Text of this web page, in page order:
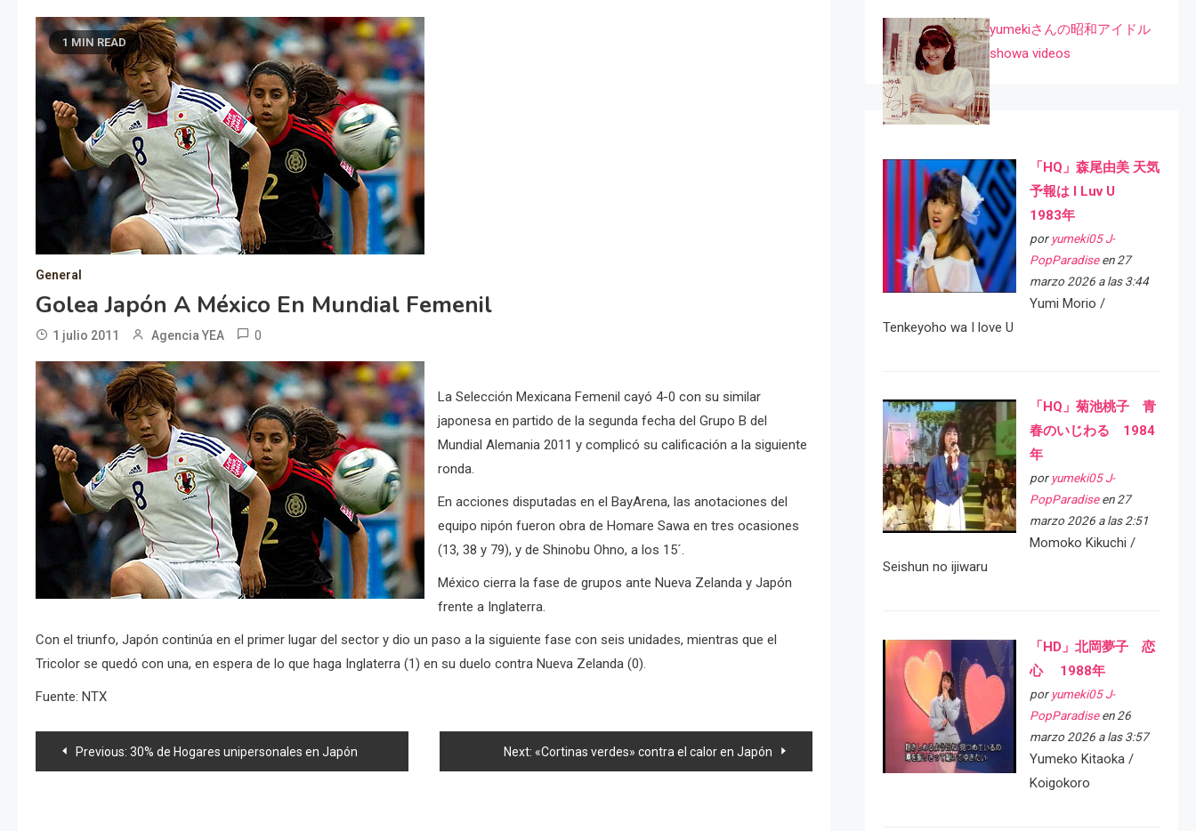
1 MIN READ
General
Golea Japón A México En Mundial Femenil
1 julio 2011 Agencia YEA 0
La Selección Mexicana Femenil cayó 4-0 con su similar
japonesa en partido de la segunda fecha del Grupo B del
Mundial Alemania 2011 y complicó su calificación a la siguiente
ronda.
En acciones disputadas en el BayArena, las anotaciones del
equipo nipón fueron obra de Homare Sawa en tres ocasiones
(13, 38 y 79), y de Shinobu Ohno, a los 15´.
México cierra la fase de grupos ante Nueva Zelanda y Japón
frente a Inglaterra.
Con el triunfo, Japón continúa en el primer lugar del sector y dio un paso a la siguiente fase con seis unidades, mientras que el
Tricolor se quedó con una, en espera de lo que haga Inglaterra (1) en su duelo contra Nueva Zelanda (0).
Fuente: NTX
Navegación
Previous: 30% de Hogares unipersonales en Japón Next: «Cortinas verdes» contra el calor en Japón
yumekiさんの昭和アイドル
showa videos
「HQ」森尾由美 天気
予報は I Luv U
1983年
por yumeki05 J-
PopParadiseen 27
marzo 2026 a las 3:44
Yumi Morio /
Tenkeyoho wa I love U
「HQ」菊池桃子 青
春のいじわる 1984
年
por yumeki05 J-
PopParadiseen 27
marzo 2026 a las 2:51
Momoko Kikuchi /
Seishun no ijiwaru
「HD」北岡夢子 恋
心 1988年
por yumeki05 J-
PopParadiseen 26
marzo 2026 a las 3:57
Yumeko Kitaoka /
Koigokoro